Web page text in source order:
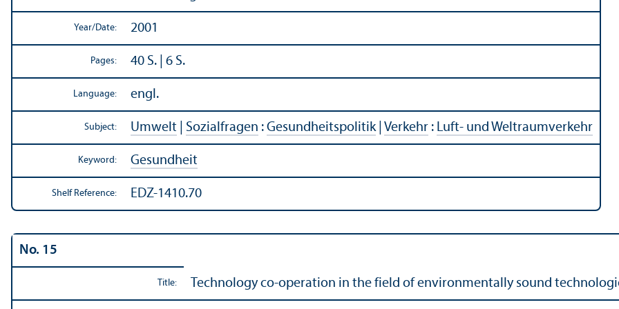
Year/Date: 2001
Pages: 40 S. | 6 S.
Language: engl.
Subject: Umwelt Sozialfragen : Gesundheitspolitik| Verkehr : Luft- und Weltraumverkehr
Keyword: Gesundheit
Shelf Reference: EDZ-1410.70
No. 15
Title: Technology co-operation in the field of environmentally sound